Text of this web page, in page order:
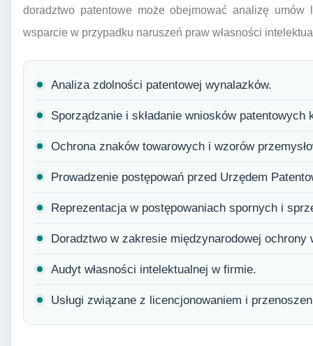
doradztwo patentowe może obejmować analizę
wsparcie w przypadku naruszeń praw własności
Analiza zdolności patentowej wynalazków.
Sporządzanie i składanie wniosków
Ochrona znaków towarowych i wzorów
Prowadzenie postępowań przed Urzędem
Reprezentacja w postępowaniach spornych i
Doradztwo w zakresie międzynarodowej ochrony
Audyt własności intelektualnej w firmie.
Usługi związane z licencjonowaniem i